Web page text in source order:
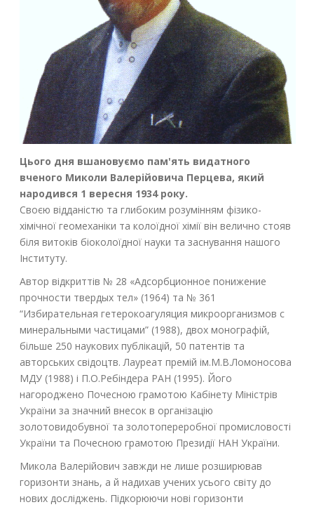
Цього дня вшановуємо пам'ять видатного
вченого Миколи Валерійовича Перцева, який
народився 1 вересня 1934 року.
Своєю відданістю та глибоким розумінням фізико-
хімічної геомеханіки та колоїдної хімії він велично стояв
біля витоків біоколоїдної науки та заснування нашого
Інституту.
Автор відкриттів № 28 «Адсорбционное понижение
прочности твердых тел» (1964) та № 361
“Избирательная гетерокоагуляция микроорганизмов с
минеральными частицами” (1988), двох монографій,
більше 250 наукових публікацій, 50 патентів та
авторських свідоцтв. Лауреат премій ім.М.В.Ломоносова
МДУ (1988) і П.О.Ребіндера РАН (1995). Його
нагороджено Почесною грамотою Кабінету Міністрів
України за значний внесок в організацію
золотовидобувної та золотопереробної промисловості
України та Почесною грамотою Президії НАН України.
Микола Валерійович завжди не лише розширював
горизонти знань, а й надихав учених усього світу до
нових досліджень. Підкорюючи нові горизонти